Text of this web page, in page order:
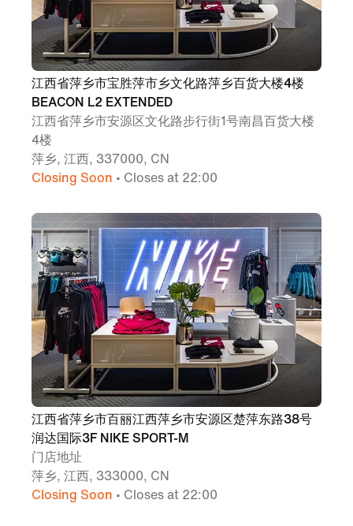
江西省萍乡市宝胜萍市乡文化路萍乡百货大楼4楼
BEACON L2 EXTENDED
江西省萍乡市安源区文化路步行街1号南昌百货大楼
4楼
萍乡, 江西, 337000, CN
Closing Soon • Closes at 22:00
江西省萍乡市百丽江西萍乡市安源区楚萍东路38号
润达国际3F NIKE SPORT-M
门店地址
萍乡, 江西, 333000, CN
Closing Soon • Closes at 22:00